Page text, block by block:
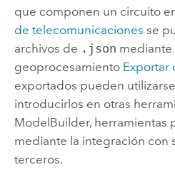
que componen un circuito
de telecomunicaciones se
archivos de .json mediante
geoprocesamiento Exportar
exportados pueden
introducirlos en otras
ModelBuilder, herramientas
mediante la integración con
terceros.